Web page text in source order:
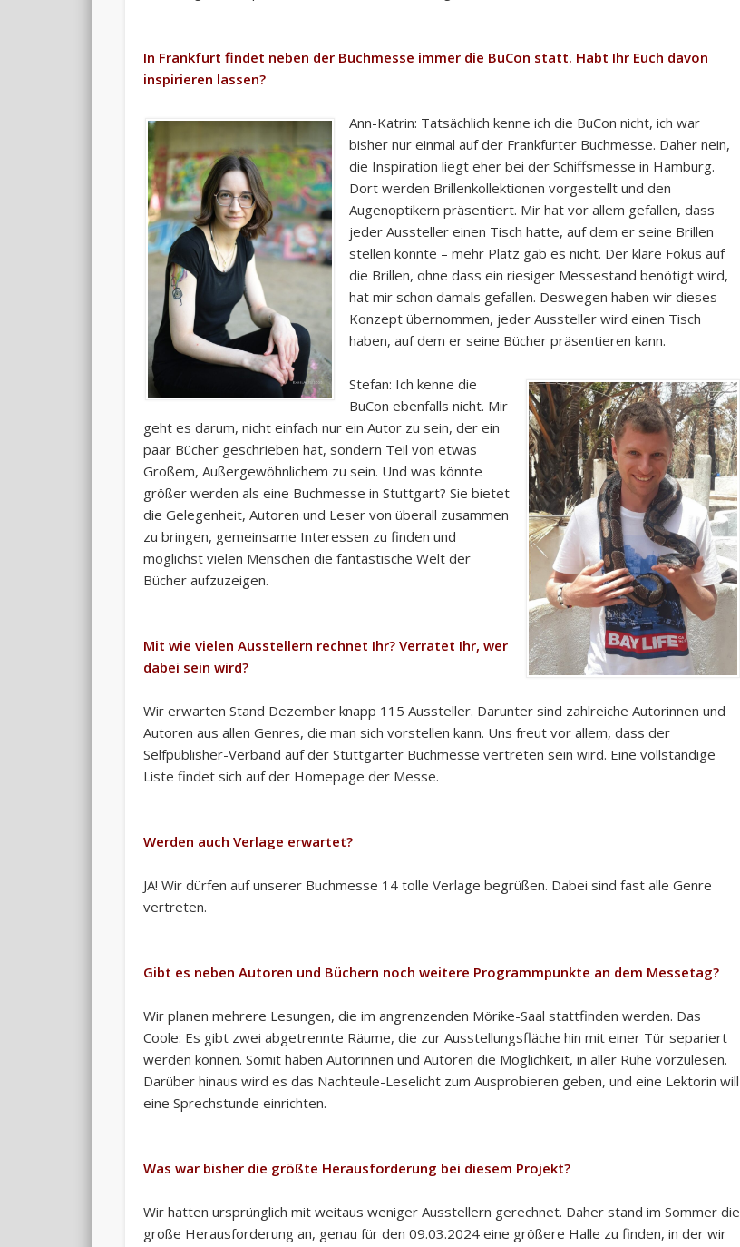
In Frankfurt findet neben der Buchmesse immer die BuCon statt. Habt Ihr Euch davon
inspirieren lassen?
Ann-Katrin: Tatsächlich kenne ich die BuCon nicht, ich war
bisher nur einmal auf der Frankfurter Buchmesse. Daher nein,
die Inspiration liegt eher bei der Schiffsmesse in Hamburg.
Dort werden Brillenkollektionen vorgestellt und den
Augenoptikern präsentiert. Mir hat vor allem gefallen, dass
jeder Aussteller einen Tisch hatte, auf dem er seine Brillen
stellen konnte – mehr Platz gab es nicht. Der klare Fokus auf
die Brillen, ohne dass ein riesiger Messestand benötigt wird,
hat mir schon damals gefallen. Deswegen haben wir dieses
Konzept übernommen, jeder Aussteller wird einen Tisch
haben, auf dem er seine Bücher präsentieren kann.
Stefan: Ich kenne die
BuCon ebenfalls nicht. Mir
geht es darum, nicht einfach nur ein Autor zu sein, der ein
paar Bücher geschrieben hat, sondern Teil von etwas
Großem, Außergewöhnlichem zu sein. Und was könnte
größer werden als eine Buchmesse in Stuttgart? Sie bietet
die Gelegenheit, Autoren und Leser von überall zusammen
zu bringen, gemeinsame Interessen zu finden und
möglichst vielen Menschen die fantastische Welt der
Bücher aufzuzeigen.
Mit wie vielen Ausstellern rechnet Ihr? Verratet Ihr, wer
dabei sein wird?
Wir erwarten Stand Dezember knapp 115 Aussteller. Darunter sind zahlreiche Autorinnen und
Autoren aus allen Genres, die man sich vorstellen kann. Uns freut vor allem, dass der
Selfpublisher-Verband auf der Stuttgarter Buchmesse vertreten sein wird. Eine vollständige
Liste findet sich auf der Homepage der Messe.
Werden auch Verlage erwartet?
JA! Wir dürfen auf unserer Buchmesse 14 tolle Verlage begrüßen. Dabei sind fast alle Genre
vertreten.
Gibt es neben Autoren und Büchern noch weitere Programmpunkte an dem Messetag?
Wir planen mehrere Lesungen, die im angrenzenden Mörike-Saal stattfinden werden. Das
Coole: Es gibt zwei abgetrennte Räume, die zur Ausstellungsfläche hin mit einer Tür separiert
werden können. Somit haben Autorinnen und Autoren die Möglichkeit, in aller Ruhe vorzulesen.
Darüber hinaus wird es das Nachteule-Leselicht zum Ausprobieren geben, und eine Lektorin will
eine Sprechstunde einrichten.
Was war bisher die größte Herausforderung bei diesem Projekt?
Wir hatten ursprünglich mit weitaus weniger Ausstellern gerechnet. Daher stand im Sommer die
große Herausforderung an, genau für den 09.03.2024 eine größere Halle zu finden, in der wir